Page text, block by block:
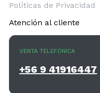
Políticas de Privacidad
Atención al cliente
VENTA TELEFÓNICA
+56 9 41916447